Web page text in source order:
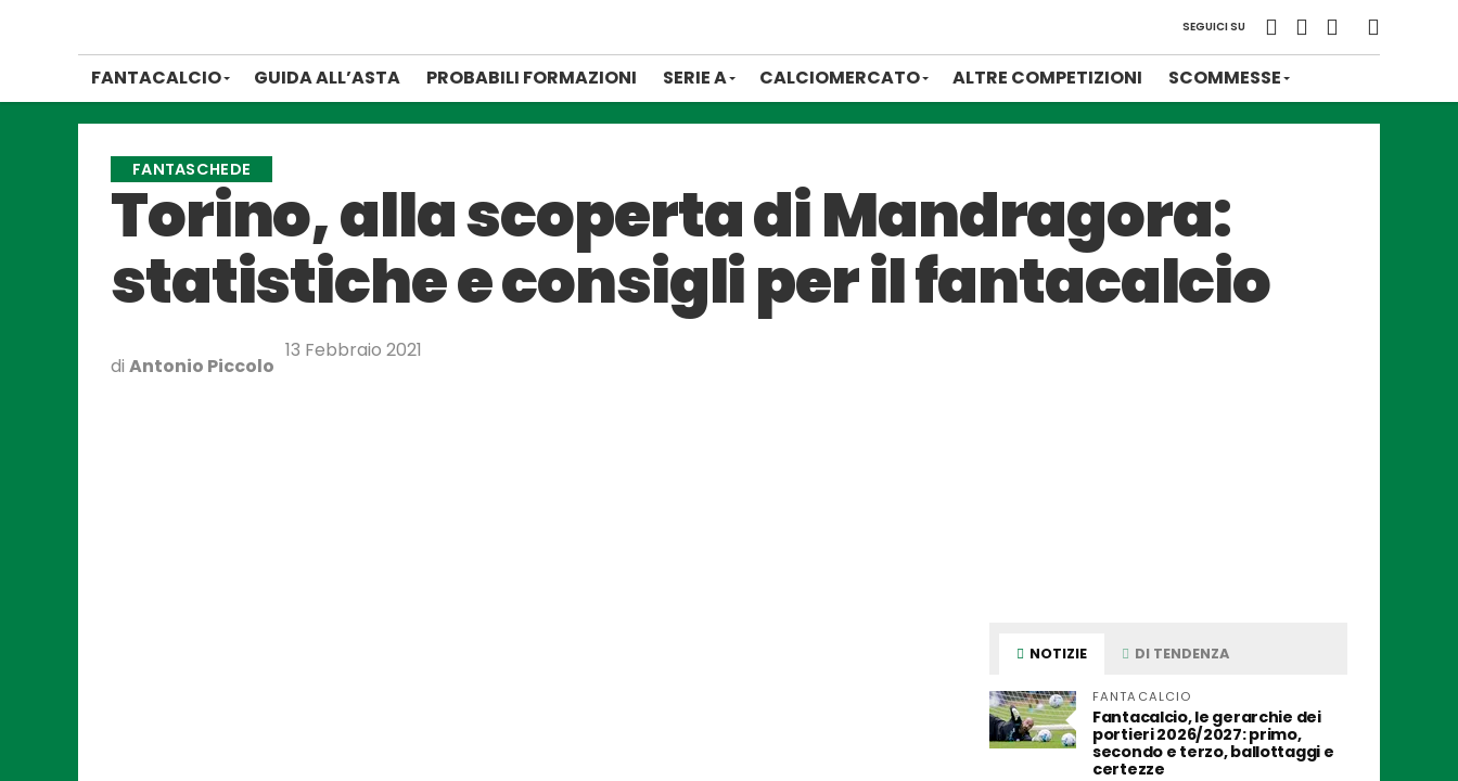
SEGUICI SU
FANTACALCIO GUIDA ALL’ASTA PROBABILI FORMAZIONI SERIE A CALCIOMERCATO ALTRE COMPETIZIONI SCOMMESSE
FANTASCHEDE
Torino, alla scoperta di Mandragora:
statistiche e consigli per il fantacalcio
di Antonio Piccolo
13 Febbraio 2021
NOTIZIE DI TENDENZA
FANTACALCIO
Fantacalcio, le gerarchie dei
portieri 2026/2027: primo,
secondo e terzo, ballottaggi e
certezze